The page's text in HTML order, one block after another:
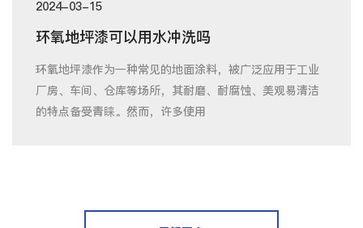
2024-03-15
环氧地坪漆可以用水冲洗吗
环氧地坪漆作为一种常见的地面涂料，被广泛应用于工业
厂房、车间、仓库等场所，其耐磨、耐腐蚀、美观易清洁
的特点备受青睐。然而，许多使用